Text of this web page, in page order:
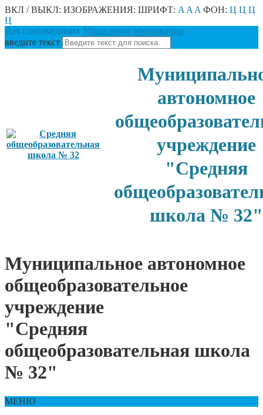
ВКЛ / ВЫКЛ: ИЗОБРАЖЕНИЯ: ШРИФТ: A A A ФОН: Ц Ц Ц
Ц
Для слабовидящих Управление образования
введите текст
автономное
учреждение
"Средняя
школа № 32"
Муниципальное автономное
общеобразовательное
учреждение
"Средняя
общеобразовательная школа
№ 32"
МЕНЮ